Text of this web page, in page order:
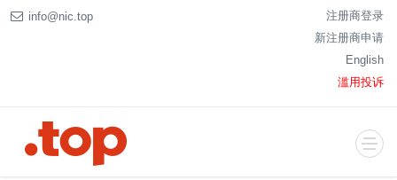
info@nic.top
注册商登录
新注册商申请
English
滥用投诉